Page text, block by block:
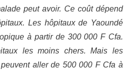
peut avoir. Ce coût dépend
Les hôpitaux de Yaoundé
à partir de 300 000 F Cfa.
les moins chers. Mais les
aller de 500 000 F Cfa à